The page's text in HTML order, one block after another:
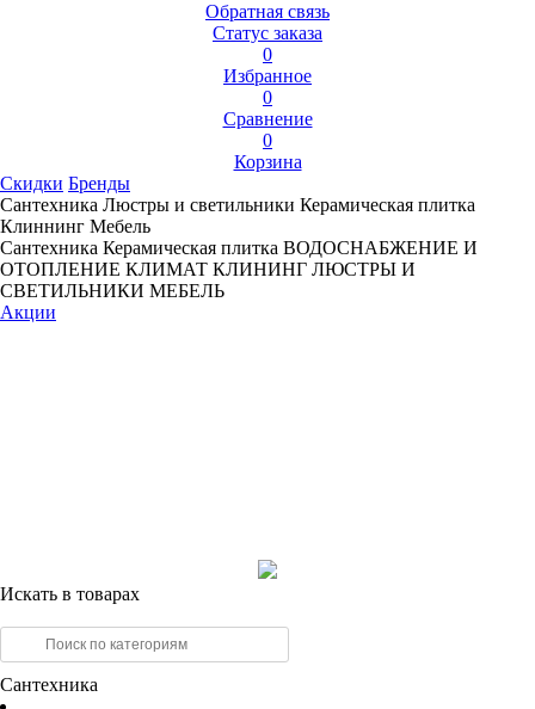
Обратная связь
Статус заказа
0
Избранное
0
Сравнение
0
Корзина
Скидки Бренды
Сантехника Люстры и светильники Керамическая плитка
Клиннинг Мебель
Сантехника Керамическая плитка ВОДОСНАБЖЕНИЕ И
ОТОПЛЕНИЕ КЛИМАТ КЛИНИНГ ЛЮСТРЫ И
СВЕТИЛЬНИКИ МЕБЕЛЬ
Акции
Искать в товарах
Сантехника